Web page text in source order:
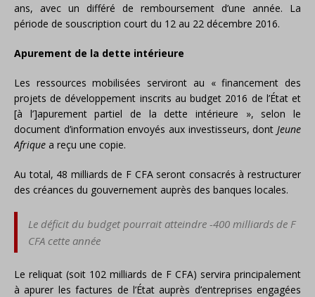
ans, avec un différé de remboursement d’une année. La
période de souscription court du 12 au 22 décembre 2016.
Apurement de la dette intérieure
Les ressources mobilisées serviront au « financement des
projets de développement inscrits au budget 2016 de l’État et
[à l’]apurement partiel de la dette intérieure », selon le
document d’information envoyés aux investisseurs, dont Jeune
Afrique a reçu une copie.
Au total, 48 milliards de F CFA seront consacrés à restructurer
des créances du gouvernement auprès des banques locales.
Le déficit du budget pourrait atteindre -400 milliards de F
CFA cette année
Le reliquat (soit 102 milliards de F CFA) servira principalement
à apurer les factures de l’État auprès d’entreprises engagées